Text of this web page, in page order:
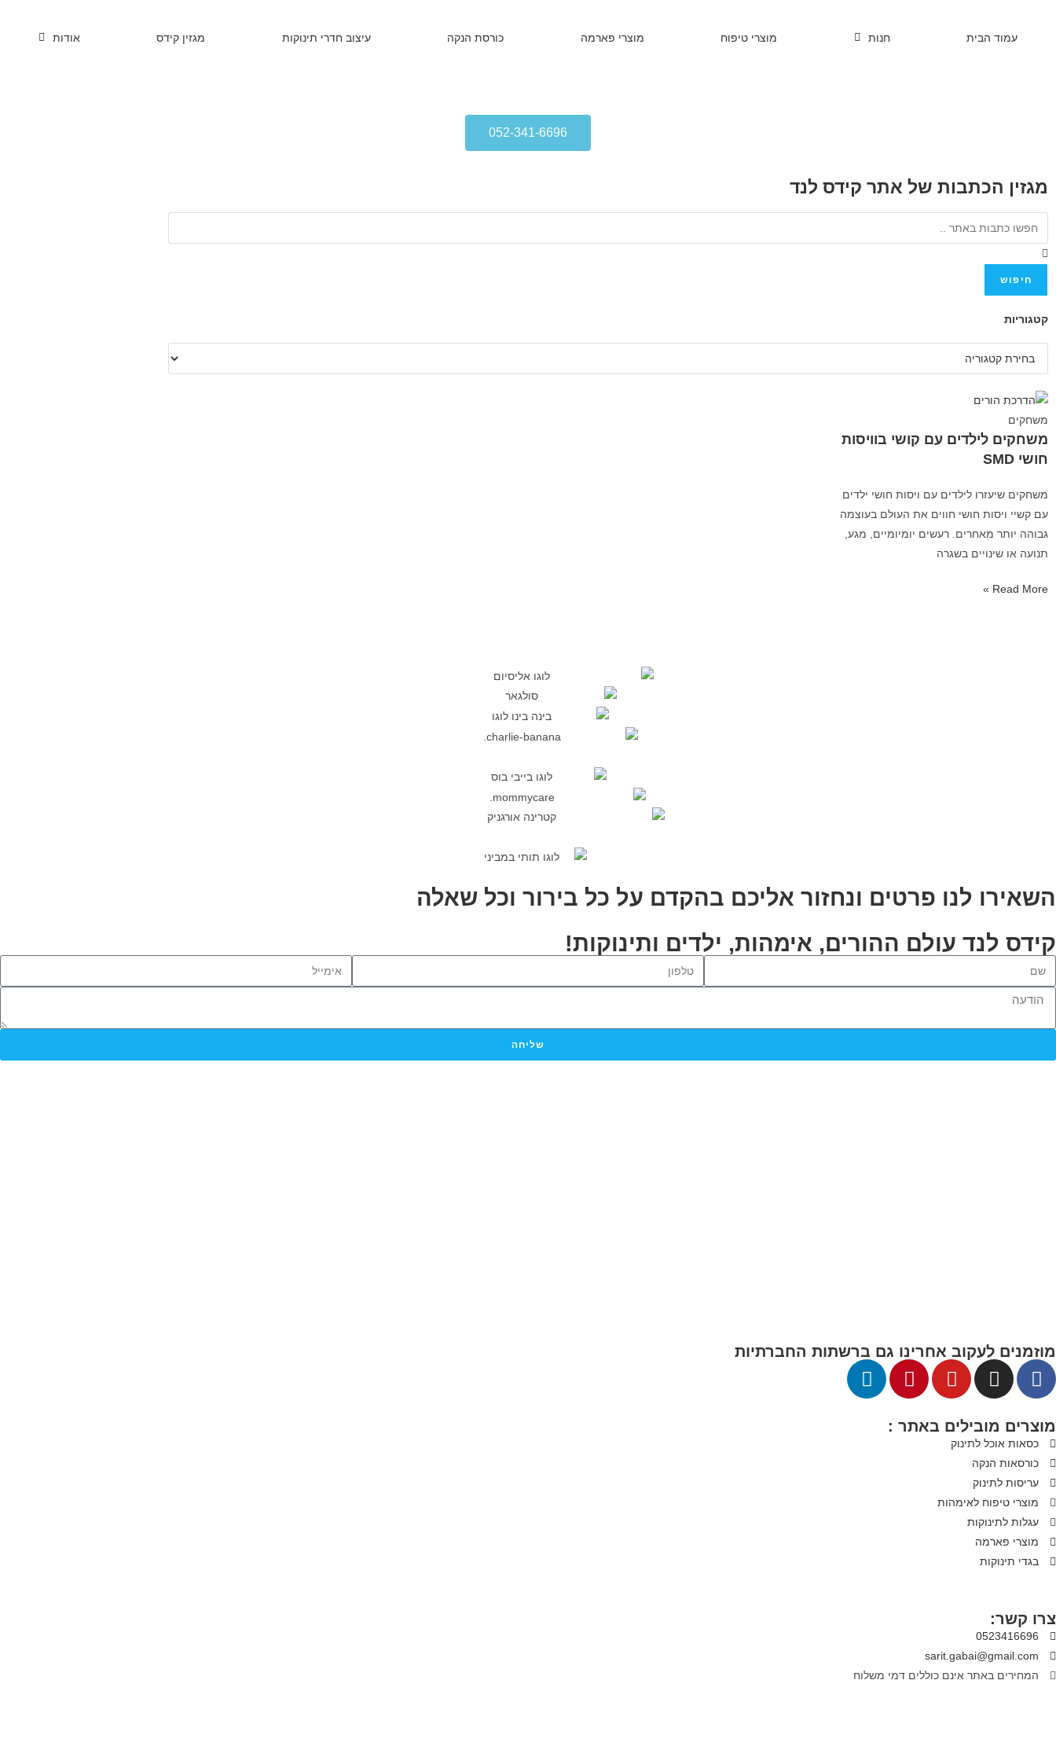
עמוד הבית חנות מוצרי טיפוח מוצרי פארמה כורסת הנקה עיצוב חדרי תינוקות מגזין קידס אודות
052-341-6696
מגזין הכתבות של אתר קידס לנד
חיפוש
קטגוריות
משחקים
משחקים לילדים עם קושי בוויסות
חושי SMD
משחקים שיעזרו לילדים עם ויסות חושי ילדים
עם קשיי ויסות חושי חווים את העולם בעוצמה
גבוהה יותר מאחרים. רעשים יומיומיים, מגע,
תנועה או שינויים בשגרה
Read More »
השאירו לנו פרטים ונחזור אליכם בהקדם על כל בירור וכל שאלה
קידס לנד עולם ההורים, אימהות, ילדים ותינוקות!
שליחה
מוזמנים לעקוב אחרינו גם ברשתות החברתיות
מוצרים מובילים באתר :
כסאות אוכל לתינוק
כורסאות הנקה
עריסות לתינוק
מוצרי טיפוח לאימהות
עגלות לתינוקות
מוצרי פארמה
בגדי תינוקות
צרו קשר:
0523416696
sarit.gabai@gmail.com
המחירים באתר אינם כוללים דמי משלוח